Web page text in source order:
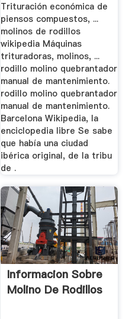
Trituración económica de
piensos compuestos, ...
molinos de rodillos
wikipedia Máquinas
trituradoras, molinos, ...
rodillo molino quebrantador
manual de mantenimiento.
rodillo molino quebrantador
manual de mantenimiento.
Barcelona Wikipedia, la
enciclopedia libre Se sabe
que había una ciudad
ibérica original, de la tribu
de .
Informacion Sobre
Molino De Rodillos